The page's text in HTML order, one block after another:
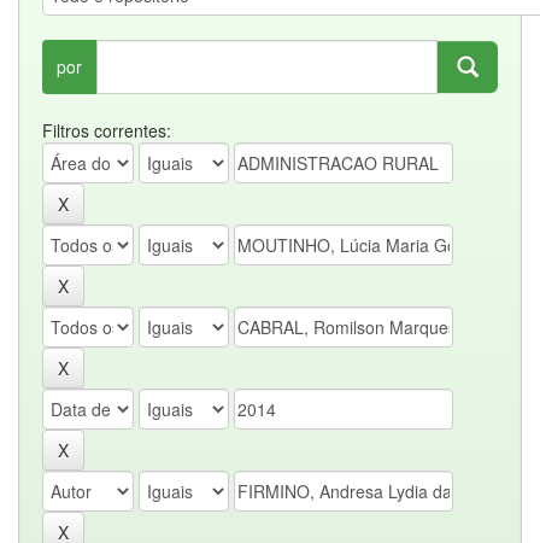
por
Filtros correntes: